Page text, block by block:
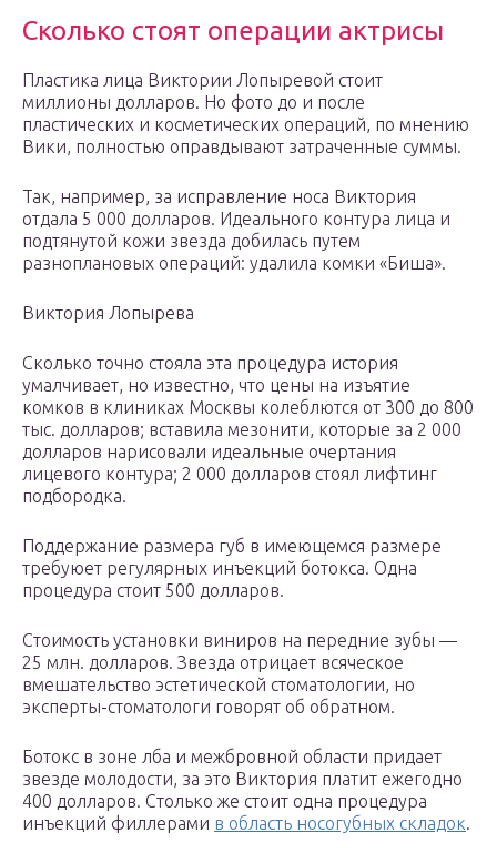
Сколько стоят операции актрисы
Пластика лица Виктории Лопыревой стоит
миллионы долларов. Но фото до и после
пластических и косметических операций, по мнению
Вики, полностью оправдывают затраченные суммы.
Так, например, за исправление носа Виктория
отдала 5 000 долларов. Идеального контура лица и
подтянутой кожи звезда добилась путем
разноплановых операций: удалила комки «Биша».
Виктория Лопырева
Сколько точно стояла эта процедура история
умалчивает, но известно, что цены на изъятие
комков в клиниках Москвы колеблются от 300 до 800
тыс. долларов; вставила мезонити, которые за 2 000
долларов нарисовали идеальные очертания
лицевого контура; 2 000 долларов стоял лифтинг
подбородка.
Поддержание размера губ в имеющемся размере
требуюет регулярных инъекций ботокса. Одна
процедура стоит 500 долларов.
Стоимость установки виниров на передние зубы —
25 млн. долларов. Звезда отрицает всяческое
вмешательство эстетической стоматологии, но
эксперты-стоматологи говорят об обратном.
Ботокс в зоне лба и межбровной области придает
звезде молодости, за это Виктория платит ежегодно
400 долларов. Столько же стоит одна процедура
инъекций филлерами в область носогубных складок.